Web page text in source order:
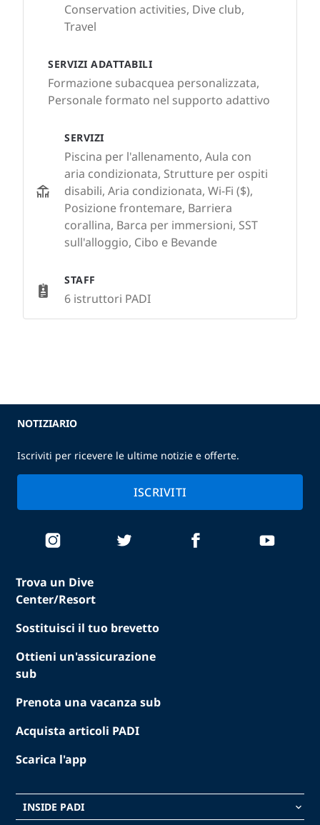
Conservation activities, Dive club,
Travel
SERVIZI ADATTABILI
Formazione subacquea personalizzata,
Personale formato nel supporto adattivo
SERVIZI
Piscina per l'allenamento, Aula con
aria condizionata, Strutture per ospiti
disabili, Aria condizionata, Wi-Fi ($),
Posizione frontemare, Barriera
corallina, Barca per immersioni, SST
sull'alloggio, Cibo e Bevande
STAFF
6 istruttori PADI
Trova un Dive
Center/Resort
Sostituisci il tuo brevetto
Ottieni un'assicurazione
sub
Prenota una vacanza sub
Acquista articoli PADI
Scarica l'app
INSIDE PADI keyboard_arrow_down
NOTIZIARIO
Iscriviti per ricevere le ultime notizie e offerte.
ISCRIVITI